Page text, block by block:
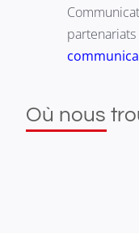
Où nous